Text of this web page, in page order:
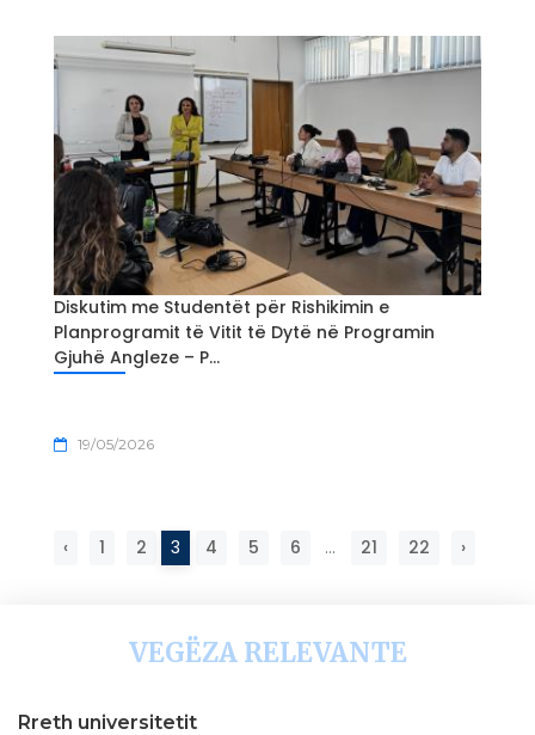
Diskutim me Studentët për Rishikimin e
Planprogramit të Vitit të Dytë në Programin
Gjuhë Angleze – P...
19/05/2026
‹ 1 2 3 4 5 6 ... 21 22 ›
VEGËZA RELEVANTE
Rreth universitetit